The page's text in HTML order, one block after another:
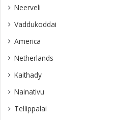
Neerveli
Vaddukoddai
America
Netherlands
Kaithady
Nainativu
Tellippalai